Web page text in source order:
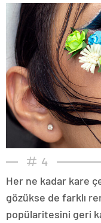
4
Her ne kadar kare
gözükse de farklı
popülaritesini geri